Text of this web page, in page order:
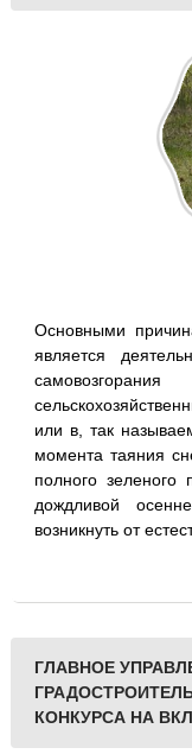
Основными
является
или в, так
момента таяния
полного зеленого
дождливой
возникнуть от
ГЛАВНОЕ
КОНКУРСА НА